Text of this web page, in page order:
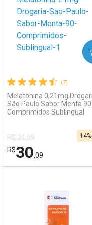
Ativar Desconto
Comprar sem Desconto
Por R$ 79,99/cada
Comprar sem
Por R$ 79,99/cada
(7)
Melatonina 0,21mg
São Paulo Sabor Menta 90
Comprimidos Sublingual
R$ 34,99
R$30,09
COMPRAR
Laboratório
Por Menos